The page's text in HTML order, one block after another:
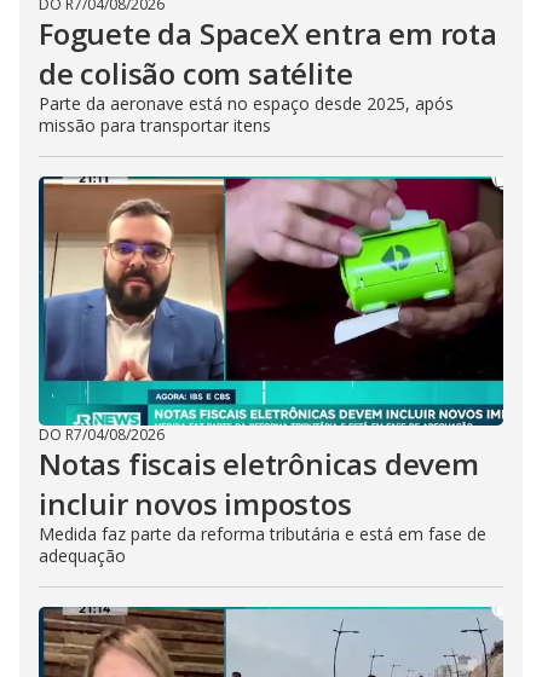
DO R7/04/08/2026
Foguete da SpaceX entra em rota
de colisão com satélite
Parte da aeronave está no espaço desde 2025, após
missão para transportar itens
DO R7/04/08/2026
Notas fiscais eletrônicas devem
incluir novos impostos
Medida faz parte da reforma tributária e está em fase de
adequação